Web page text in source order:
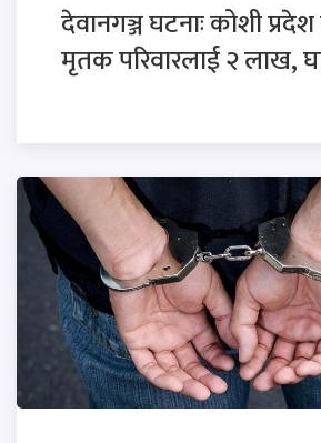
देवानगञ्ज घटनाः कोशी
मृतक परिवारलाई २ लाख,